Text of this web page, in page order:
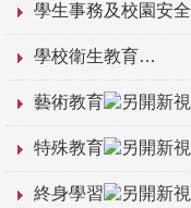
學生事務及校園安全
學校衛生教育
藝術教育
特殊教育
終身學習